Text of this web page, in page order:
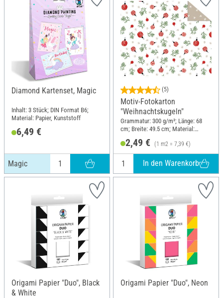
Diamond Kartenset, Magic
Inhalt: 3 Stück; DIN Format B6;
Material: Papier, Kunststoff
6,49 €
Magic
(5)
Motiv-Fotokarton
"Weihnachtskugeln"
Grammatur: 300 g/m²; Länge: 68
cm; Breite: 49.5 cm; Material:
2,49 € (1 m2 = 7,39 €)
In den Warenkorb
Origami Papier "Duo", Black
& White
Origami Papier "Duo", Neon